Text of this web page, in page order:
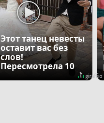
Этот танец невесты
оставит вас без
слов!
Пересмотрела 10